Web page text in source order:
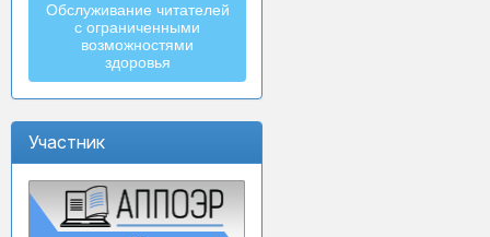
Обслуживание читателей
с ограниченными
возможностями
здоровья
Участник